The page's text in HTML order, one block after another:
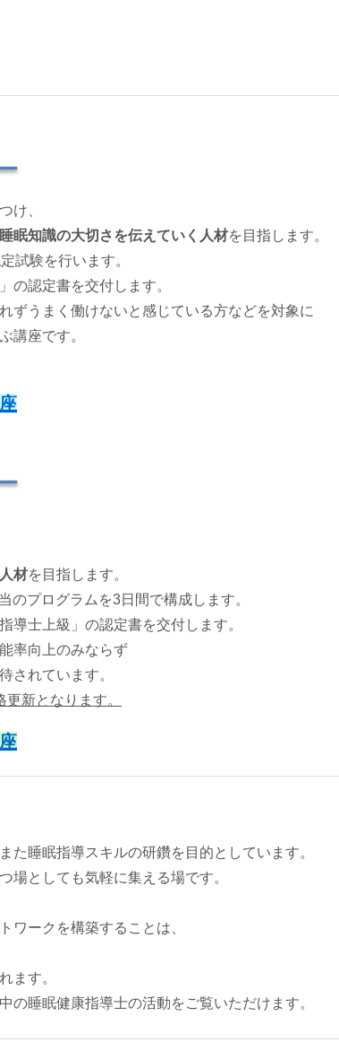
け、
眠知識の大切さを伝えていく人材を目指します。
試験を行います。
の認定書を交付します。
ずうまく働けないと感じている方などを対象に
講座です。
材を目指します。
プログラムを3日間で構成します。
導士上級」の認定書を交付します。
率向上のみならず
されています。
新となります。
た睡眠指導スキルの研鑽を目的としています。
場としても気軽に集える場です。
ワークを構築することは、
ます。
の睡眠健康指導士の活動をご覧いただけます。